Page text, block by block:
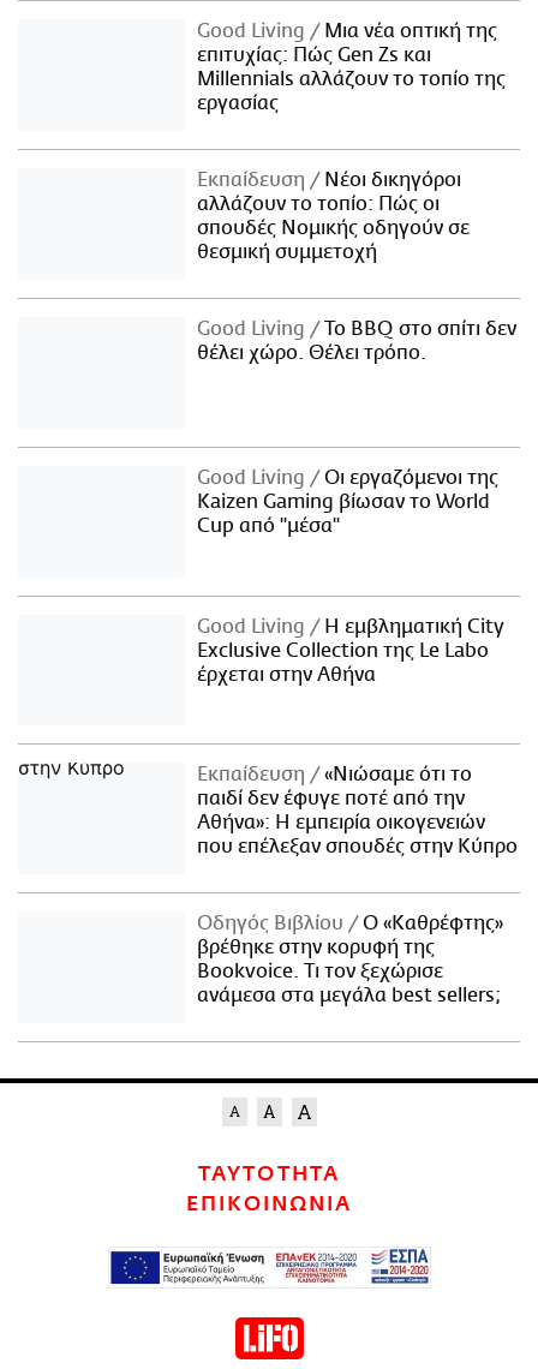
Good Living
Μια νέα οπτική της
επιτυχίας: Πώς Gen Zs και
Millennials αλλάζουν το τοπίο της
εργασίας
Εκπαίδευση
Νέοι δικηγόροι
αλλάζουν το τοπίο: Πώς οι
σπουδές Νομικής οδηγούν σε
θεσμική συμμετοχή
Good Living
Το BBQ στο σπίτι δεν
θέλει χώρο. Θέλει τρόπο.
Good Living
Οι εργαζόμενοι της
Kaizen Gaming βίωσαν το World
Cup από "μέσα"
Good Living
Η εμβληματική City
Exclusive Collection της Le Labo
έρχεται στην Αθήνα
Εκπαίδευση
«Νιώσαμε ότι το
παιδί δεν έφυγε ποτέ από την
Αθήνα»: Η εμπειρία οικογενειών
που επέλεξαν σπουδές στην Κύπρο
Οδηγός Βιβλίου
Ο «Καθρέφτης»
βρέθηκε στην κορυφή της
Bookvoice. Τι τον ξεχώρισε
ανάμεσα στα μεγάλα best sellers;
ΤΑΥΤΟΤΗΤΑ
ΕΠΙΚΟΙΝΩΝΙΑ